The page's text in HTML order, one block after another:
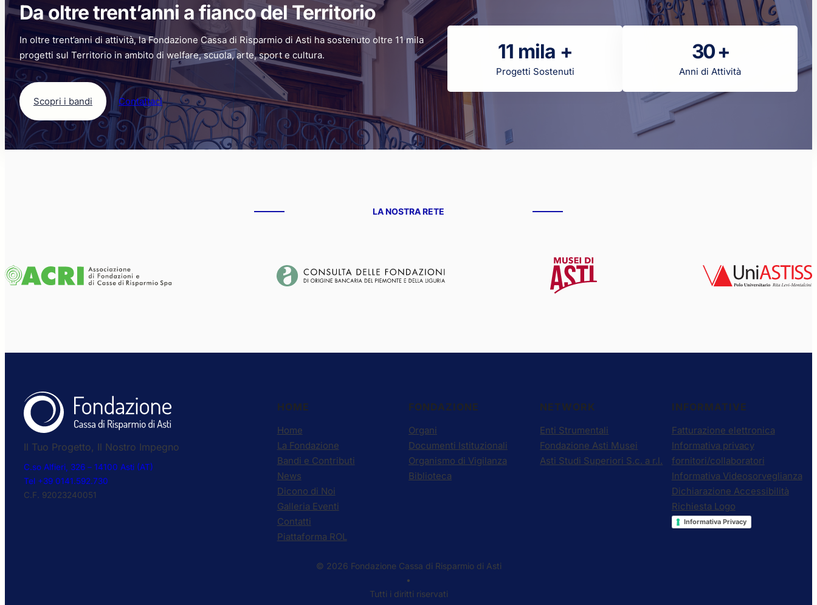
Da oltre trent’anni a fianco del Territorio
In oltre trent’anni di attività, la Fondazione Cassa di Risparmio di Asti ha sostenuto oltre 11 mila
progetti sul Territorio in ambito di welfare, scuola, arte, sport e cultura.
Scopri i bandi Contattaci
11 mila +
Progetti Sostenuti
30 +
Anni di Attività
LA NOSTRA RETE
Il Tuo Progetto, Il Nostro Impegno
C.so Alfieri, 326 – 14100 Asti (AT)
Tel +39 0141.592.730
C.F. 92023240051
HOME
Home
La Fondazione
Bandi e Contributi
News
Dicono di Noi
Galleria Eventi
Contatti
Piattaforma ROL
FONDAZIONE
Organi
Documenti Istituzionali
Organismo di Vigilanza
Biblioteca
NETWORK
Enti Strumentali
Fondazione Asti Musei
Asti Studi Superiori S.c. a r.l.
INFORMATIVE
Fatturazione elettronica
Informativa privacy
fornitori/collaboratori
Informativa Videosorveglianza
Dichiarazione Accessibilità
Richiesta Logo
Informativa Privacy
© 2026 Fondazione Cassa di Risparmio di Asti
•
Tutti i diritti riservati